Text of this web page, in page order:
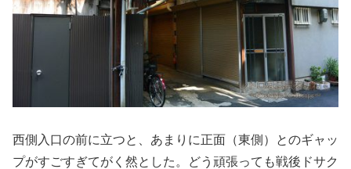
西側入口の前に立つと、あまりに正面（東側）とのギャッ
プがすごすぎてがく然とした。どう頑張っても戦後ドサク